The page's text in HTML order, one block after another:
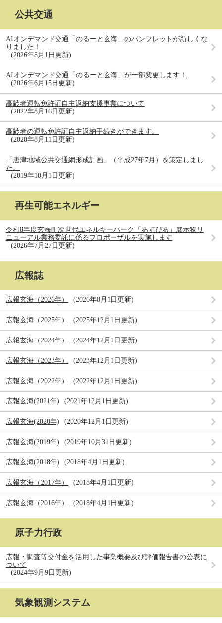
公共交通
AIオンデマンド交通「のるーと玄海」のパンフレットが新しくな
りました！
2026年8月1日更新
AIオンデマンド交通「のるーと玄海」が一部変更します！
2026年6月15日更新
高齢者運転免許証自主返納支援事業について
2022年8月16日更新
高齢者の運転免許証自主返納手続きができます。
2020年8月11日更新
「唐津地域公共交通網形成計画」（平成27年7月）を策定しまし
た。
2019年10月1日更新
再生可能エネルギー
令和8年度玄海町次世代エネルギーパーク「あすぴあ」展示物リ
ニューアル業務委託に係るプロポーザルを実施します
2026年7月27日更新
広報誌
広報玄海（2026年） 2026年8月1日更新
広報玄海（2025年） 2025年12月1日更新
広報玄海（2024年） 2024年12月1日更新
広報玄海（2023年） 2023年12月1日更新
広報玄海（2022年） 2022年12月1日更新
広報玄海(2021年) 2021年12月1日更新
広報玄海(2020年) 2020年12月1日更新
広報玄海(2019年) 2019年10月31日更新
広報玄海(2018年) 2018年4月1日更新
広報玄海（2017年） 2018年4月1日更新
広報玄海（2016年） 2018年4月1日更新
原子力行政
広報・調査等交付金を活用した事業概要及び評価報告書の公表に
ついて
2024年9月9日更新
気象観測システム